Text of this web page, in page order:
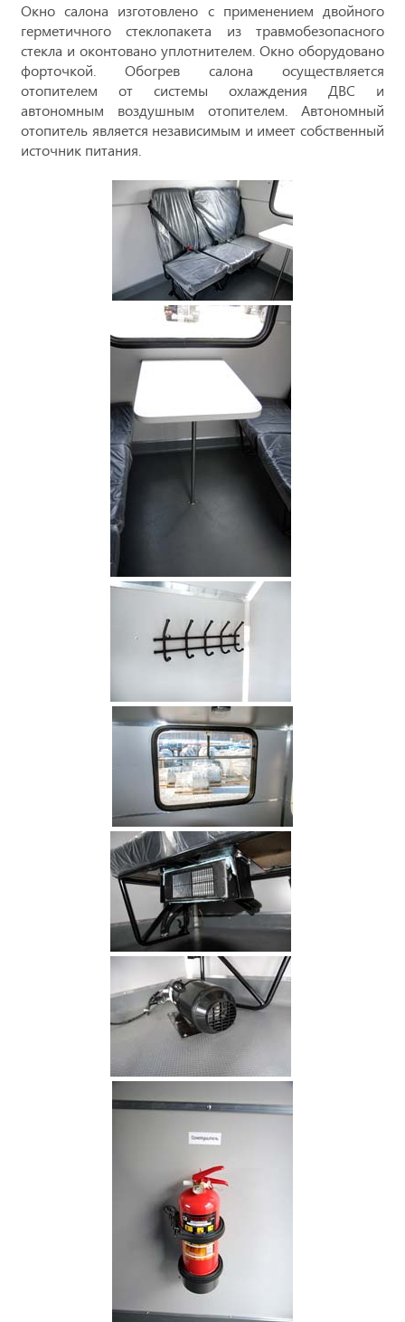
Окно салона изготовлено с применением двойного
герметичного стеклопакета из травмобезопасного
стекла и оконтовано уплотнителем. Окно оборудовано
форточкой. Обогрев салона осуществляется
отопителем от системы охлаждения ДВС и
автономным воздушным отопителем. Автономный
отопитель является независимым и имеет собственный
источник питания.